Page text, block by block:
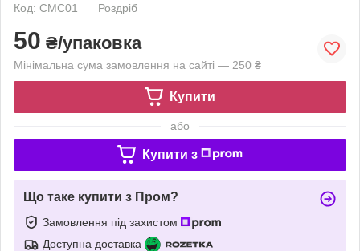
Код: СМС01
Роздріб
50 ₴/упаковка
Мінімальна сума замовлення на сайті — 250 ₴
Купити
або
Купити з
Що таке купити з Пром?
Замовлення під захистом
Доступна доставка